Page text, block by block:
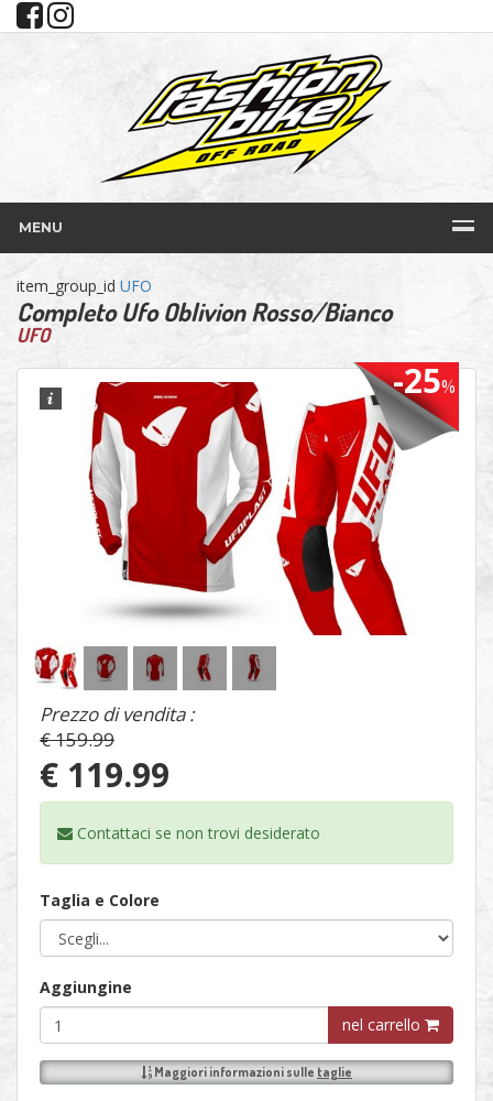
MENU
item_group_id UFO
Completo Ufo Oblivion Rosso/Bianco
UFO
-25%
Prezzo di vendita :
€ 159.99
€ 119.99
Contattaci se non trovi desiderato
Taglia e Colore
Aggiungine
nel carrello
Maggiori informazioni sulle taglie